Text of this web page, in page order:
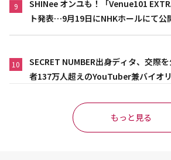
9
SHINee オンユも！「Venue101
ト発表…9月19日にNHKホールにて公
10
SECRET NUMBER出身ディタ、交際
者137万人超えのYouTuber兼バイオ
もっと見る